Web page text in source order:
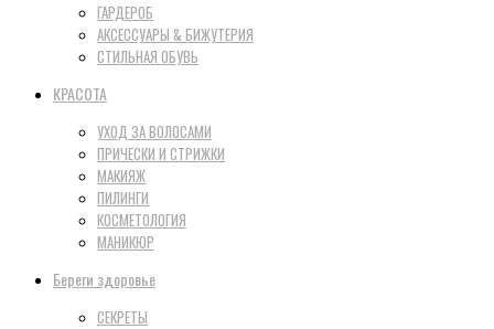
ГАРДЕРОБ
АКСЕССУАРЫ & БИЖУТЕРИЯ
СТИЛЬНАЯ ОБУВЬ
КРАСОТА
УХОД ЗА ВОЛОСАМИ
ПРИЧЕСКИ И СТРИЖКИ
МАКИЯЖ
ПИЛИНГИ
КОСМЕТОЛОГИЯ
МАНИКЮР
Береги здоровье
СЕКРЕТЫ